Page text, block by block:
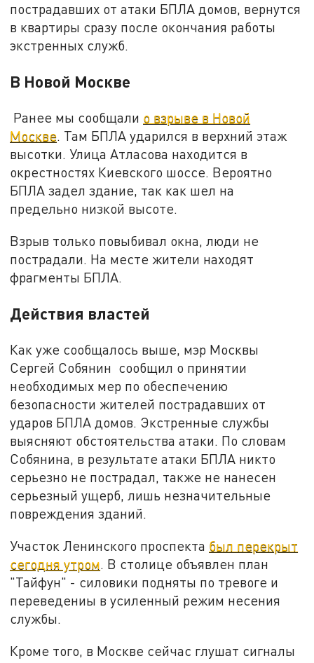
пострадавших от атаки БПЛА домов, вернутся
в квартиры сразу после окончания работы
экстренных служб.
В Новой Москве
Ранее мы сообщали о взрыве в Новой
Москве. Там БПЛА ударился в верхний этаж
высотки. Улица Атласова находится в
окрестностях Киевского шоссе. Вероятно
БПЛА задел здание, так как шел на
предельно низкой высоте.
Взрыв только повыбивал окна, люди не
пострадали. На месте жители находят
фрагменты БПЛА.
Действия властей
Как уже сообщалось выше, мэр Москвы
Сергей Собянин сообщил о принятии
необходимых мер по обеспечению
безопасности жителей пострадавших от
ударов БПЛА домов. Экстренные службы
выясняют обстоятельства атаки. По словам
Собянина, в результате атаки БПЛА никто
серьезно не пострадал, также не нанесен
серьезный ущерб, лишь незначительные
повреждения зданий.
Участок Ленинского проспекта был перекрыт
сегодня утром. В столице объявлен план
"Тайфун" - силовики подняты по тревоге и
переведениы в усиленный режим несения
службы.
Кроме того, в Москве сейчас глушат сигналы